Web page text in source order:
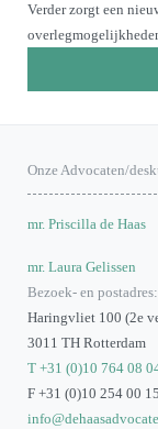
Verder zorgt een
Onze Advocaten/
mr. Priscilla de Haas
mr. Laura Gelissen
Bezoek- en postadres:
Haringvliet 100 (2e
3011 TH Rotterdam
T +31 (0)10 764 08
F +31 (0)10 254 00 15